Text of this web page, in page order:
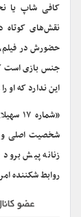
کافی شاپ یا
نقش‌های کوتاه
حضورش در فیلم،
جنس بازی است
این ندارد که
شخصیت اصلی و
زنانه پیش
روابط شکننده